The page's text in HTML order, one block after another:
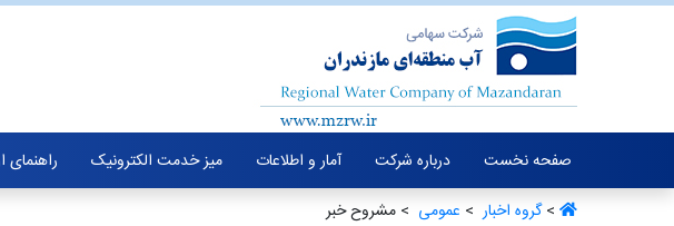
صفحه نخست درباره شرکت آمار و اطلاعات میز خدمت الکترونیک راهنمای
>گروه اخبار ‏ > عمومی ‏ > مشروح خبر